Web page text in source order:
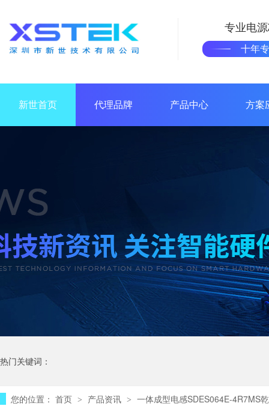
专业电
十年
新世首页 代理品牌 产品中心 方案
热门关键词：
您的位置： 首页 > 产品资讯 > 一体成型电感SDES064E-